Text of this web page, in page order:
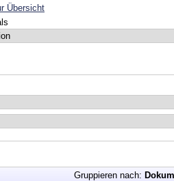
Übersicht
Gruppieren nach: